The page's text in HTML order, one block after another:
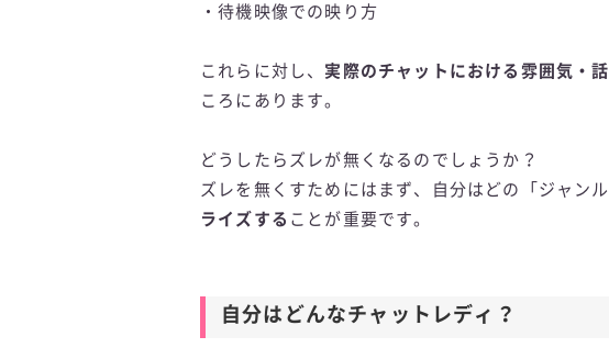
・待機映像での映り方
これらに対し、 実際のチャットにおける雰囲気・
ころにあります。
どうしたらズレが無くなるのでしょうか？
ズレを無くすためにはまず、自分はどの「ジャン
ライズする ことが重要です。
自分はどんなチャットレディ？